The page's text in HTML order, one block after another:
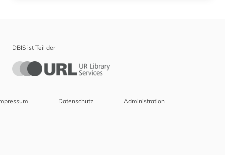
DBIS ist Teil der
Datenschutz Administration